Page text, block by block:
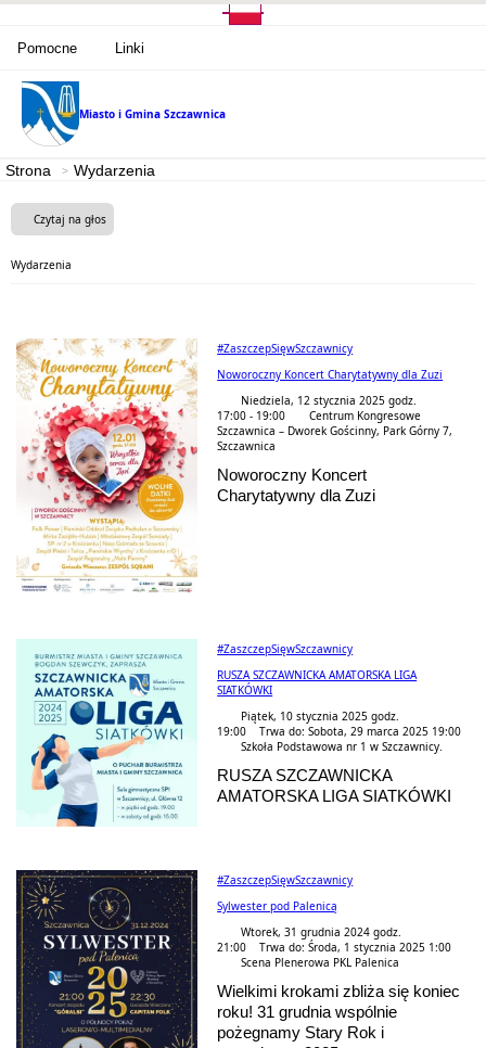
Pomocne Linki
Miasto i Gmina Szczawnica
Strona Wydarzenia
Czytaj na głos
Wydarzenia
#ZaszczepSięwSzczawnicy
Noworoczny Koncert Charytatywny dla Zuzi
Niedziela, 12 stycznia 2025 godz.
17:00 - 19:00
Centrum Kongresowe
Szczawnica – Dworek Gościnny, Park Górny 7,
Szczawnica
Noworoczny Koncert
Charytatywny dla Zuzi
#ZaszczepSięwSzczawnicy
RUSZA SZCZAWNICKA AMATORSKA LIGA
SIATKÓWKI
Piątek, 10 stycznia 2025 godz.
19:00 Trwa do: Sobota, 29 marca 2025 19:00
Szkoła Podstawowa nr 1 w Szczawnicy.
RUSZA SZCZAWNICKA
AMATORSKA LIGA SIATKÓWKI
#ZaszczepSięwSzczawnicy
Sylwester pod Palenicą
Wtorek, 31 grudnia 2024 godz.
21:00 Trwa do: Środa, 1 stycznia 2025 1:00
Scena Plenerowa PKL Palenica
Wielkimi krokami zbliża się koniec
roku! 31 grudnia wspólnie
pożegnamy Stary Rok i